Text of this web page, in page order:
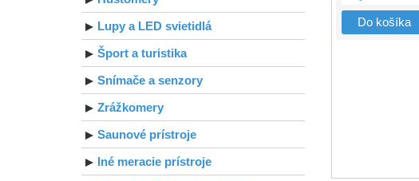
Do košíka
Lupy a LED svietidlá
Šport a turistika
Snímače a senzory
Zrážkomery
Saunové prístroje
Iné meracie prístroje